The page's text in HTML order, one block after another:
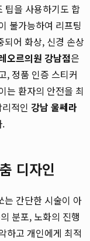
팁을 사용하기도 합
불가능하여 리프팅
되어 화상, 신경 손상
오르의원 강남점은
, 정품 인증 스티커
는 환자의 안전을 최
적인 강남 울쎄라
.
디자인
는 간단한 시술이 아
분포, 노화의 진행
하고 개인에게 최적